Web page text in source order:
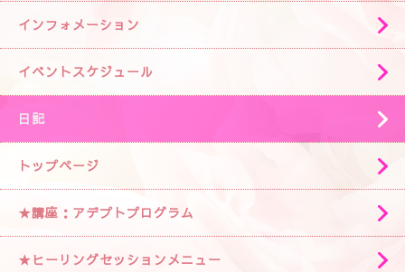
インフォメーション
イベントスケジュール
日記
トップページ
★講座：アデプトプログラム
★ヒーリングセッションメニュー